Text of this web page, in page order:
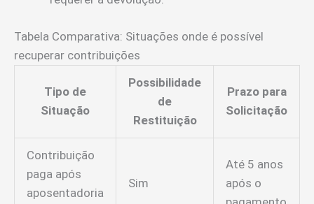
Tabela Comparativa: Situações onde é possível
recuperar contribuições
Tipo de
Situação
Possibilidade
de
Restituição
Prazo para
Solicitação
Contribuição
paga após
aposentadoria
Sim
Até 5 anos
após o